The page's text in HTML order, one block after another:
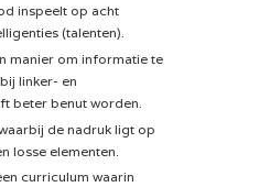
inspeelt op acht
(talenten).
manier om informatie te
linker- en
beter benut worden.
de nadruk ligt op
losse elementen.
curriculum waarin